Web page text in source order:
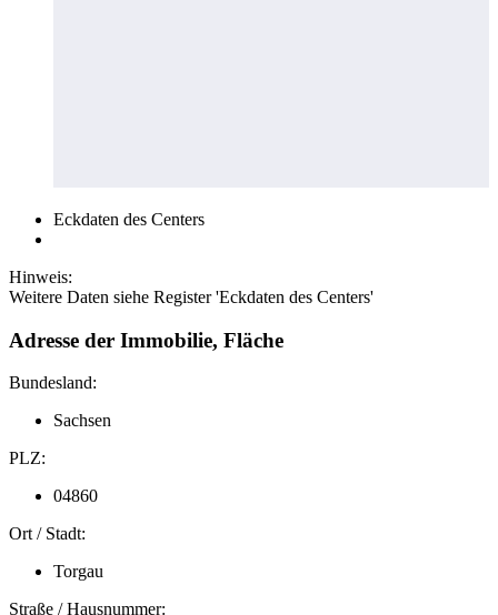
Eckdaten des Centers
Hinweis:
Weitere Daten siehe Register 'Eckdaten des Centers'
Adresse der Immobilie, Fläche
Bundesland:
Sachsen
PLZ:
04860
Ort / Stadt:
Torgau
Straße / Hausnummer: